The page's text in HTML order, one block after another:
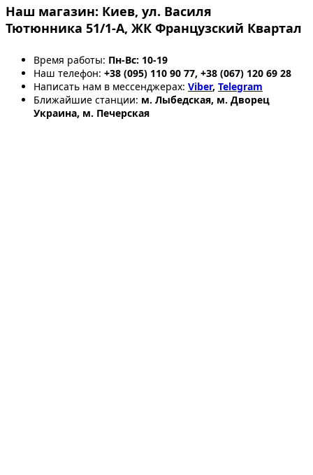
Наш магазин: Киев, ул. Василя
Тютюнника 51/1-А, ЖК Французский Квартал
Время работы: Пн-Вс: 10-19
Наш телефон: +38 (095) 110 90 77, +38 (067) 120 69 28
Написать нам в мессенджерах: Viber, Telegram
Ближайшие станции: м. Лыбедская, м. Дворец
Украина, м. Печерская